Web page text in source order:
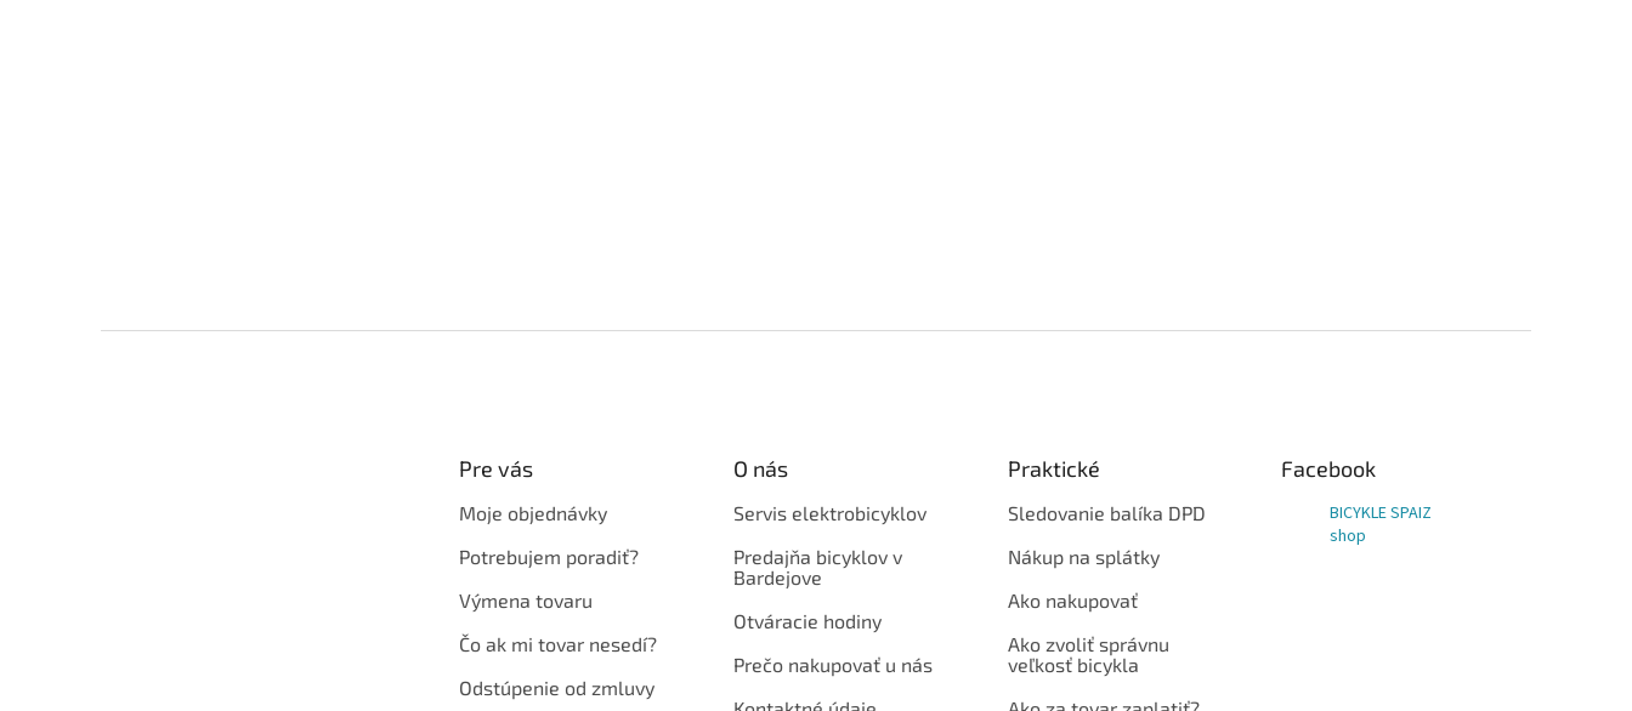
Pre vás
Moje objednávky
Potrebujem poradiť?
Výmena tovaru
Čo ak mi tovar nesedí?
Odstúpenie od zmluvy
O nás
Servis elektrobicyklov
Predajňa bicyklov v
Bardejove
Otváracie hodiny
Prečo nakupovať u nás
Praktické
Sledovanie balíka DPD
Nákup na splátky
Ako nakupovať
Ako zvoliť správnu
veľkosť bicykla
Facebook
BICYKLE SPAIZ
shop